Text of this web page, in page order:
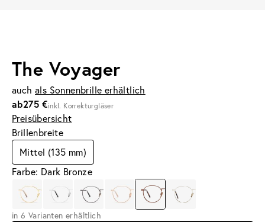
The Voyager
auch als Sonnenbrille erhältlich
ab275 €inkl. Korrekturgläser
Preisübersicht
Brillenbreite
Mittel (135 mm)
Farbe: Dark Bronze
in 6 Varianten erhältlich